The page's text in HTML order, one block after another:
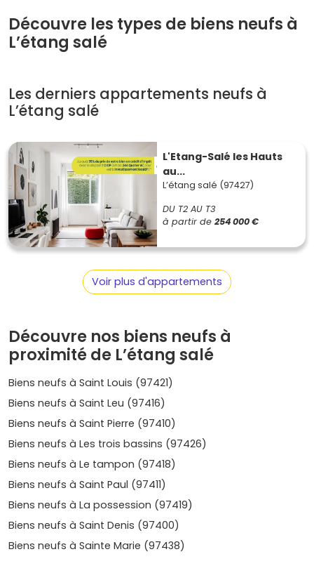
Les atouts concrets pour ton projet
Qualité de vieentre littoral et nature : plage de
L'Étang-Salé-les-Bains, forêt, pistes cyclables,
humaine.
Accessibilité: l'axe rapide par laroute des
Tamarinste relie à Saint-Leu et Saint-Pierre ;
l'aéroport de Pierrefonds est à environ15 à 20
minutes.
Potentiel locatif: location longue durée pour actifs
du secteur,location saisonnière
zones balnéaires, demande familiale soutenue sur les
Avantages du neuf : garanties (parfait achèvement,
décennale),frais de notaire réduits
Où acheter selon ton style de vie
À L'Étang-Salé, les micro-secteurs changent beaucoup la
donne. Voici les zones à regarder de près pour ton achat
debien immobilier neuf à L'Étang-Salé
L'Étang-Salé-les-Bains
: esprit balnéaire, plage,
restaurants, proximité du gouffreet des spots de
promenade. Idéal si tu cherches vue mer, terrasse et
belle revente.
Prix moyen neuf: environ
l'emplacement et les prestations.
L'Étang-Salé-les-Hauts: plus au frais, ambiance
dégagées. Bon compromis surface/prix, parfait pour
Découvre les types de biens neufs à
L’étang salé
Les derniers appartements neufs à
L’étang salé
L'Etang-Salé les Hauts
au...
L’étang salé (97427)
DU T2 AU T3
à partir de 254 000 €
Voir plus d'appartements
Découvre nos biens neufs à
proximité de L’étang salé
Biens neufs à Saint Louis (97421)
Biens neufs à Saint Leu (97416)
Biens neufs à Saint Pierre (97410)
Biens neufs à Les trois bassins (97426)
Biens neufs à Le tampon (97418)
Biens neufs à Saint Paul (97411)
Biens neufs à La possession (97419)
Biens neufs à Saint Denis (97400)
Biens neufs à Sainte Marie (97438)